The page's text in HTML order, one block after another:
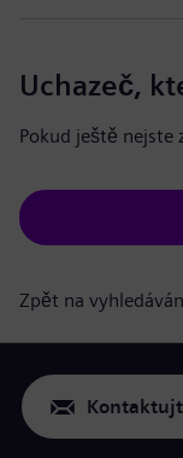
Uchazeč,
Pokud ještě nejste
Zpět na